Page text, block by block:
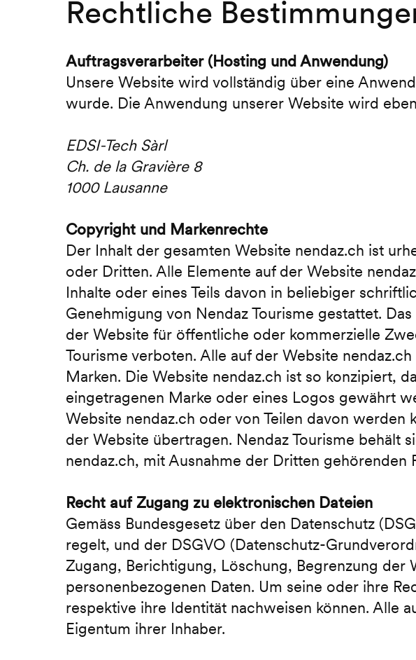
Rechtliche
Auftragsverarbeiter (Hosting und Anwendung)
Unsere Website wird vollständig über eine
wurde. Die Anwendung unserer Website wird
EDSI-Tech Sàrl
Ch. de la Gravière 8
1000 Lausanne
Copyright und Markenrechte
Der Inhalt der gesamten Website nendaz.ch ist
oder Dritten. Alle Elemente auf der Website
Inhalte oder eines Teils davon in beliebiger
Genehmigung von Nendaz Tourisme gestattet.
der Website für öffentliche oder kommerzielle
Tourisme verboten. Alle auf der Website
Marken. Die Website nendaz.ch ist so konzipiert,
eingetragenen Marke oder eines Logos gewährt
Website nendaz.ch oder von Teilen davon
der Website übertragen. Nendaz Tourisme behält
nendaz.ch, mit Ausnahme der Dritten gehörenden
Recht auf Zugang zu elektronischen Dateien
Gemäss Bundesgesetz über den Datenschutz
regelt, und der DSGVO (Datenschutz-
Zugang, Berichtigung, Löschung, Begrenzung
personenbezogenen Daten. Um seine oder ihre
respektive ihre Identität nachweisen können. Alle
Eigentum ihrer Inhaber.